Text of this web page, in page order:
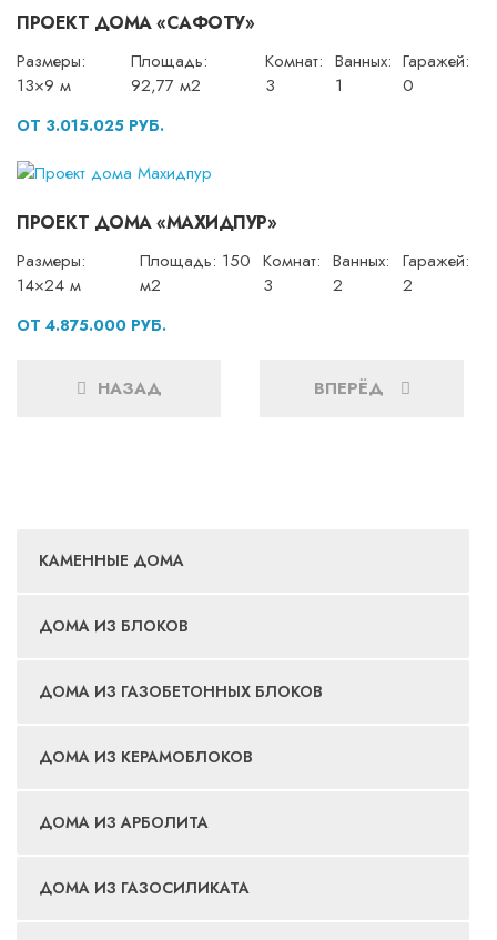
ПРОЕКТ ДОМА «САФОТУ»
Размеры:
13×9 м
Площадь:
92,77 м2
Комнат:
3
Ванных:
1
Гаражей:
0
ОТ 3.015.025 РУБ.
ПРОЕКТ ДОМА «МАХИДПУР»
Размеры:
14×24 м
Площадь: 150
м2
Комнат:
3
Ванных:
2
Гаражей:
2
ОТ 4.875.000 РУБ.
НАЗАД ВПЕРЁД
КАМЕННЫЕ ДОМА
ДОМА ИЗ БЛОКОВ
ДОМА ИЗ ГАЗОБЕТОННЫХ БЛОКОВ
ДОМА ИЗ КЕРАМОБЛОКОВ
ДОМА ИЗ АРБОЛИТА
ДОМА ИЗ ГАЗОСИЛИКАТА